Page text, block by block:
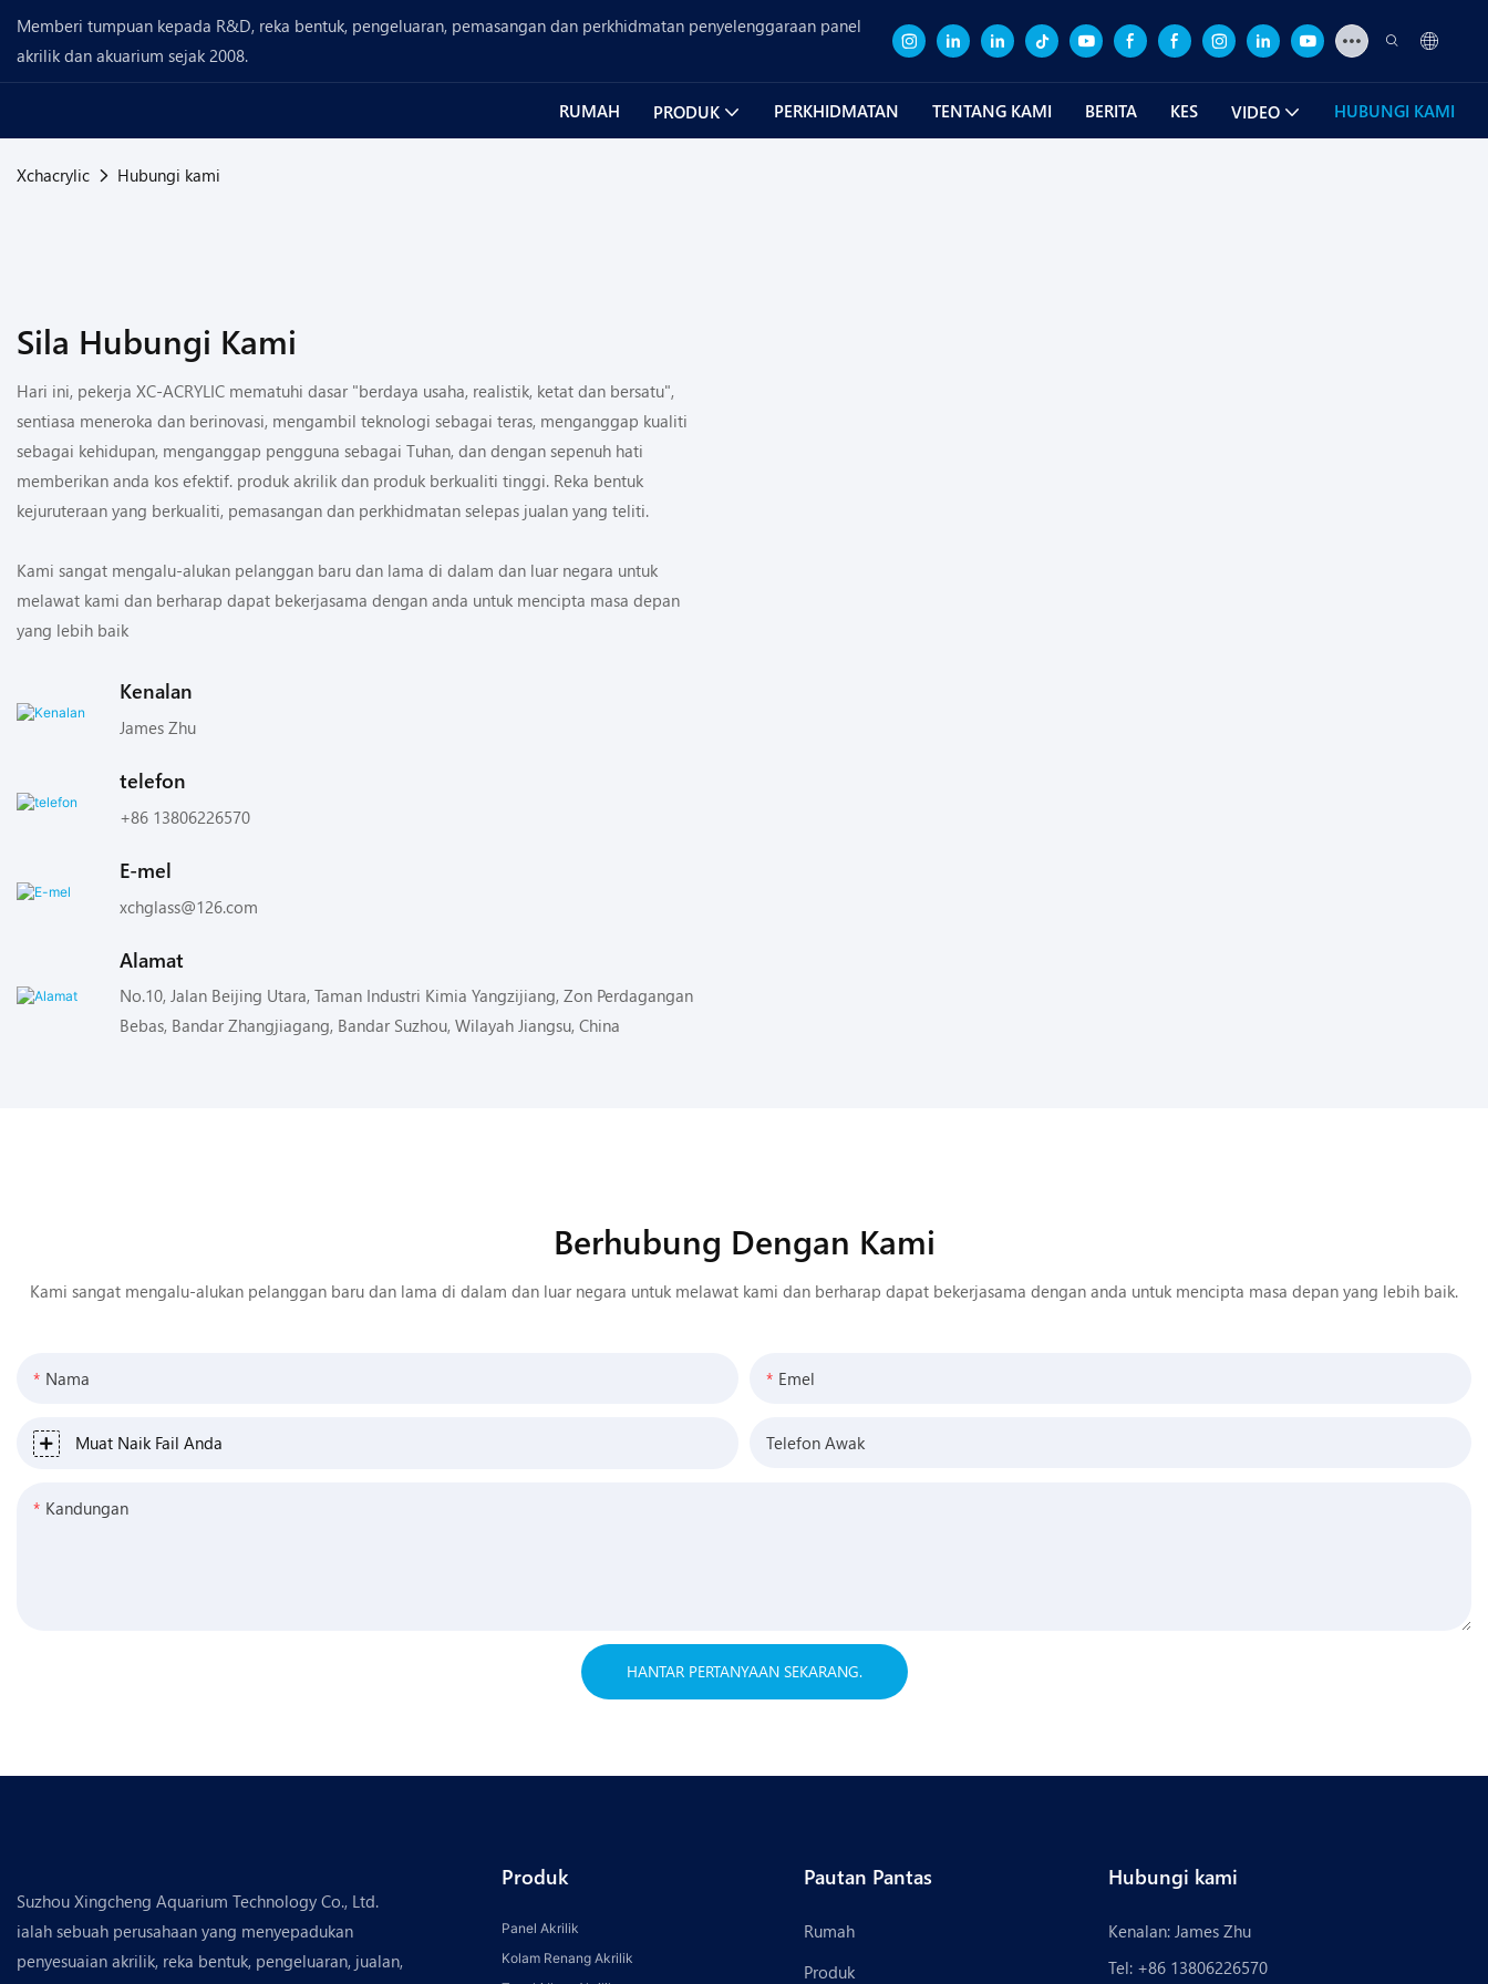
Memberi tumpuan kepada R&D, reka bentuk, pengeluaran, pemasangan dan perkhidmatan penyelenggaraan panel
akrilik dan akuarium sejak 2008.
RUMAH PRODUK PERKHIDMATAN TENTANG KAMI BERITA KES VIDEO HUBUNGI KAMI
Xchacrylic Hubungi kami
Sila Hubungi Kami
Hari ini, pekerja XC-ACRYLIC mematuhi dasar "berdaya usaha, realistik, ketat dan bersatu",
sentiasa meneroka dan berinovasi, mengambil teknologi sebagai teras, menganggap kualiti
sebagai kehidupan, menganggap pengguna sebagai Tuhan, dan dengan sepenuh hati
memberikan anda kos efektif. produk akrilik dan produk berkualiti tinggi. Reka bentuk
kejuruteraan yang berkualiti, pemasangan dan perkhidmatan selepas jualan yang teliti.
Kami sangat mengalu-alukan pelanggan baru dan lama di dalam dan luar negara untuk
melawat kami dan berharap dapat bekerjasama dengan anda untuk mencipta masa depan
yang lebih baik
Kenalan
James Zhu
telefon
+86 13806226570
E-mel
xchglass@126.com
Alamat
No.10, Jalan Beijing Utara, Taman Industri Kimia Yangzijiang, Zon Perdagangan
Bebas, Bandar Zhangjiagang, Bandar Suzhou, Wilayah Jiangsu, China
Berhubung Dengan Kami
Kami sangat mengalu-alukan pelanggan baru dan lama di dalam dan luar negara untuk melawat kami dan berharap dapat bekerjasama dengan anda untuk mencipta masa depan yang lebih baik.
Nama Emel
Muat Naik Fail Anda Telefon Awak
Kandungan
HANTAR PERTANYAAN SEKARANG.
Suzhou Xingcheng Aquarium Technology Co., Ltd.
ialah sebuah perusahaan yang menyepadukan
penyesuaian akrilik, reka bentuk, pengeluaran, jualan,
Produk
Panel Akrilik
Kolam Renang Akrilik
Pautan Pantas
Rumah
Produk
Hubungi kami
Kenalan: James Zhu
Tel: +86 13806226570